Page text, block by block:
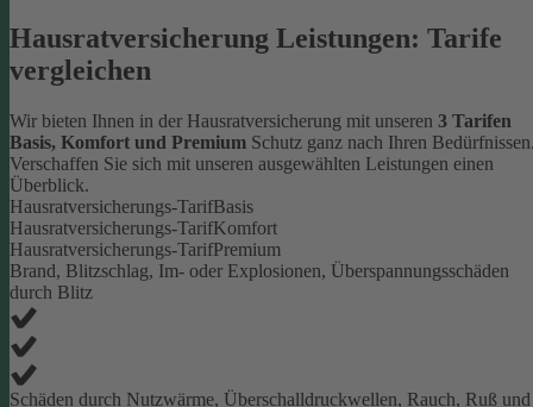
Hausratversicherung Leistungen: Tarife
vergleichen
Wir bieten Ihnen in der Hausratversicherung mit unseren 3 Tarifen
Basis, Komfort und Premium Schutz ganz nach Ihren
Verschaffen Sie sich mit unseren ausgewählten Leistungen einen
Überblick.
Hausratversicherungs-TarifBasis
Hausratversicherungs-TarifKomfort
Hausratversicherungs-TarifPremium
Brand, Blitzschlag, Im- oder Explosionen, Überspannungsschäden
durch Blitz
Schäden durch Nutzwärme, Überschalldruckwellen, Rauch, Ruß und